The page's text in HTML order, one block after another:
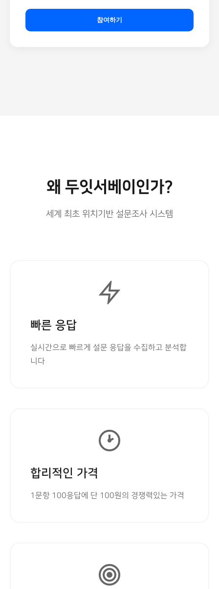
참여하기
왜 두잇서베이인가?
세계 최초 위치기반 설문조사 시스템
빠른 응답
실시간으로 빠르게 설문 응답을 수집하고 분석합
니다
합리적인 가격
1문항 100응답에 단 100원의 경쟁력있는 가격